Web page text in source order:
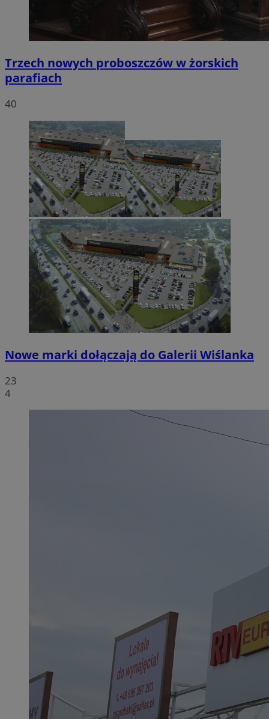
Trzech nowych proboszczów w żorskich
parafiach
40
Nowe marki dołączają do Galerii Wiślanka
23
4